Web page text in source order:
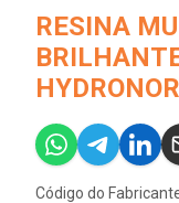
RESINA
Código do